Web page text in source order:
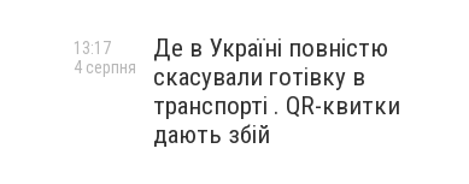
Де в Україні повністю
скасували готівку в
транспорті . QR-квитки
дають збій
13:17
4 серпня